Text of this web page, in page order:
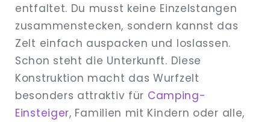
entfaltet. Du musst keine Einzelstangen
zusammenstecken, sondern kannst das
Zelt einfach auspacken und loslassen.
Schon steht die Unterkunft. Diese
Konstruktion macht das Wurfzelt
besonders attraktiv für Camping-
Einsteiger, Familien mit Kindern oder alle,